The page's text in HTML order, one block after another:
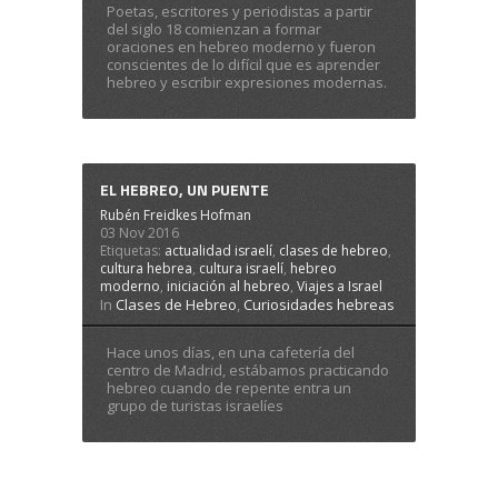
Poetas, escritores y periodistas a partir
del siglo 18 comienzan a formar
oraciones en hebreo moderno y fueron
conscientes de lo difícil que es aprender
hebreo y escribir expresiones modernas.
EL HEBREO, UN PUENTE
Rubén Freidkes Hofman
03 Nov 2016
Etiquetas: actualidad israelí, clases de hebreo,
cultura hebrea, cultura israelí, hebreo
moderno, iniciación al hebreo, Viajes a Israel
In Clases de Hebreo, Curiosidades hebreas
Hace unos días, en una cafetería del
centro de Madrid, estábamos practicando
hebreo cuando de repente entra un
grupo de turistas israelíes